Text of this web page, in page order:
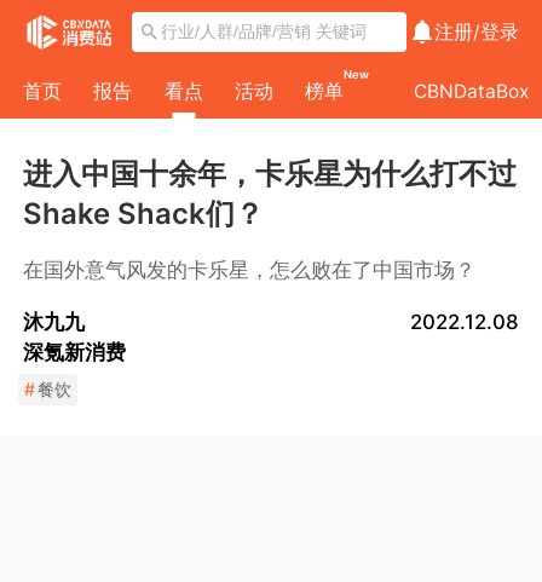
注册/登录
首页 报告 看点 活动 榜单
New
CBNDataBox
进入中国十余年，卡乐星为什么打不过
Shake Shack们？
在国外意气风发的卡乐星，怎么败在了中国市场？
沐九九
深氪新消费
2022.12.08
#餐饮